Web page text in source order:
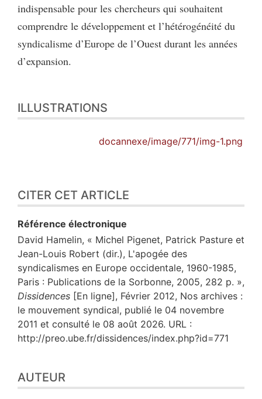
indispensable pour les chercheurs qui souhaitent
comprendre le développement et l’hétérogénéité du
syndicalisme d’Europe de l’Ouest durant les années
d’expansion.
ILLUSTRATIONS
docannexe/image/771/img-1.png
CITER CET ARTICLE
Référence électronique
David Hamelin, « Michel Pigenet, Patrick Pasture et
Jean-Louis Robert (dir.), L'apogée des
syndicalismes en Europe occidentale, 1960-1985,
Paris : Publications de la Sorbonne, 2005, 282 p. »,
Dissidences [En ligne], Février 2012, Nos archives :
le mouvement syndical, publié le 04 novembre
2011 et consulté le 08 août 2026. URL :
http://preo.ube.fr/dissidences/index.php?id=771
AUTEUR